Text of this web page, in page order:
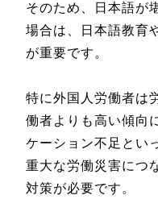
そのため、日本語が
場合は、日本語教育
が重要です。
特に外国人労働者は
働者よりも高い傾向
ケーション不足とい
重大な労働災害につ
対策が必要です。